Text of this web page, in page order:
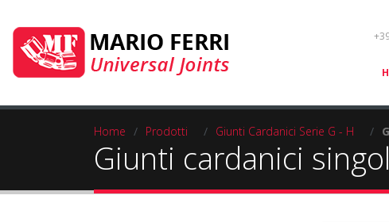
Home / Prodotti / Giunti Cardanici Serie G - H /
Giunti cardanici